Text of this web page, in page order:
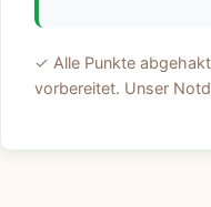
✓ Alle Punkte
vorbereitet. Unser